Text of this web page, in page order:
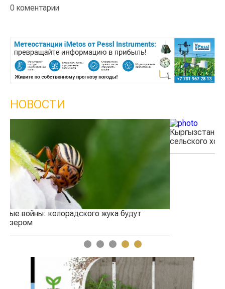
0 коментарии
НОВОСТИ
Кыргызстан обошел Казахстан по темпам роста
сельского хозяйства
1 2 3 4 5